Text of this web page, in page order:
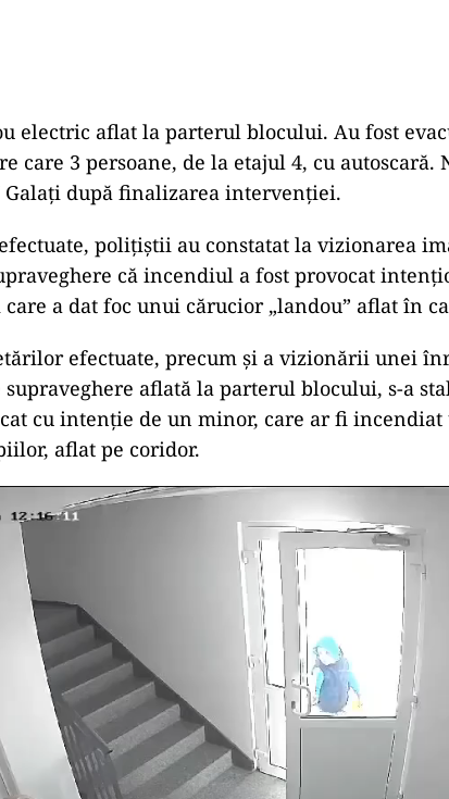
electric aflat la parterul blocului. Au fost
care 3 persoane, de la etajul 4, cu autoscară.
Galaţi după finalizarea intervenției.
polițiștii au constatat la vizionarea
că incendiul a fost provocat
a dat foc unui cărucior „landou” aflat în
efectuate, precum şi a vizionării unei
supraveghere aflată la parterul blocului, s-a
cu intenţie de un minor, care ar fi
aflat pe coridor.